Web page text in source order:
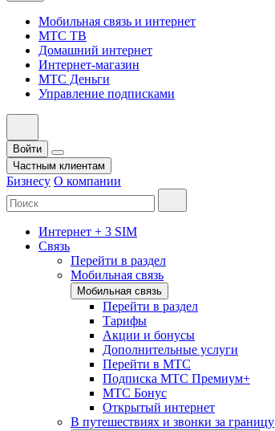
Мобильная связь и интернет
МТС ТВ
Домашний интернет
Интернет-магазин
МТС Деньги
Управление подписками
Войти
Частным клиентам
Бизнесу О компании
Интернет + 3 SIM
Связь
Перейти в раздел
Мобильная связь
Мобильная связь
Перейти в раздел
Тарифы
Акции и бонусы
Дополнительные услуги
Перейти в МТС
Подписка МТС Премиум+
МТС Бонус
Открытый интернет
В путешествиях и звонки за границу